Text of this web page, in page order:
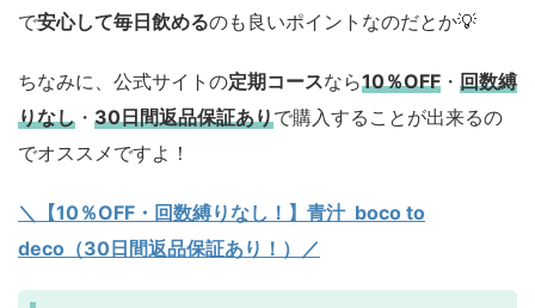
で安心して毎日飲めるのも良いポイントなのだとか💡
ちなみに、公式サイトの定期コースなら10％OFF ・ 回数縛
りなし ・ 30日間返品保証ありで購入することが出来るの
でオススメですよ！
＼【10％OFF・回数縛りなし！】青汁 boco to
deco（30日間返品保証あり！）／